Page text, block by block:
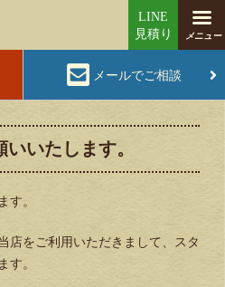
メールでご相談
いたします。
す。
店をご利用いただきまして、スタ
す。